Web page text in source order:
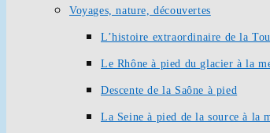
Voyages, nature, découvertes
L’histoire extraordinaire de la
Le Rhône à pied du glacier à la
Descente de la Saône à pied
La Seine à pied de la source à la